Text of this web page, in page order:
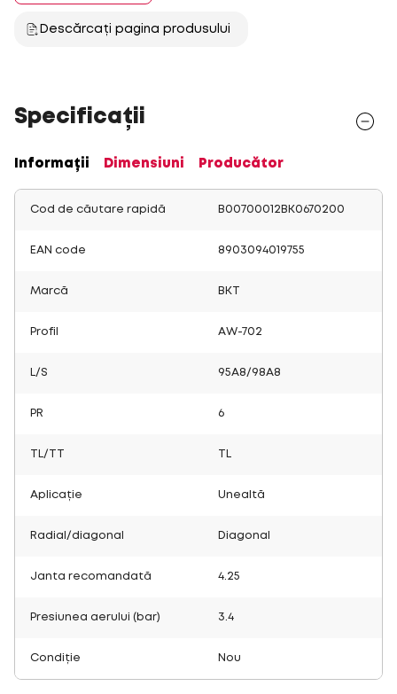
Descărcați pagina produsului
Specificații
Informații Dimensiuni Producător
Cod de căutare rapidă B00700012BK0670200
EAN code 8903094019755
Marcă BKT
Profil AW-702
L/S 95A8/98A8
PR 6
TL/TT
Aplicație Unealtă
Radial/diagonal Diagonal
Janta recomandată 4.25
Presiunea aerului (bar) 3.4
Condiție Nou